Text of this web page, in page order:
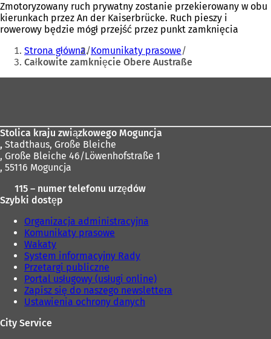
Zmotoryzowany ruch prywatny zostanie przekierowany w obu
kierunkach przez An der Kaiserbrücke. Ruch pieszy i
rowerowy będzie mógł przejść przez punkt zamknięcia
Jesteś
tutaj:
Strona główna Komunikaty prasowe
Całkowite zamknięcie Obere Austraße
Stolica kraju związkowego Moguncja
, Stadthaus, Große Bleiche
, Große Bleiche 46/Löwenhofstraße 1
, 55116 Moguncja
115 – numer telefonu urzędów
Szybki dostęp
Organizacja administracyjna
Komunikaty prasowe
Wakaty
System informacyjny Rady
Przetargi publiczne
Portal usługowy (usługi online)
Zapisz się do naszego newslettera
Ustawienia ochrony danych
City Service